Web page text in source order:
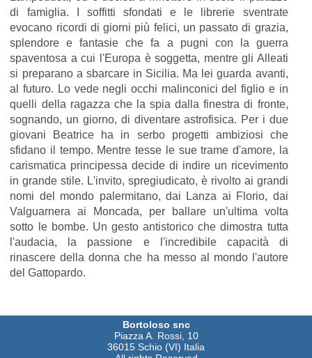
di famiglia. I soffitti sfondati e le librerie sventrate
evocano ricordi di giorni più felici, un passato di grazia,
splendore e fantasie che fa a pugni con la guerra
spaventosa a cui l'Europa è soggetta, mentre gli Alleati
si preparano a sbarcare in Sicilia. Ma lei guarda avanti,
al futuro. Lo vede negli occhi malinconici del figlio e in
quelli della ragazza che la spia dalla finestra di fronte,
sognando, un giorno, di diventare astrofisica. Per i due
giovani Beatrice ha in serbo progetti ambiziosi che
sfidano il tempo. Mentre tesse le sue trame d'amore, la
carismatica principessa decide di indire un ricevimento
in grande stile. L'invito, spregiudicato, è rivolto ai grandi
nomi del mondo palermitano, dai Lanza ai Florio, dai
Valguarnera ai Moncada, per ballare un'ultima volta
sotto le bombe. Un gesto antistorico che dimostra tutta
l'audacia, la passione e l'incredibile capacità di
rinascere della donna che ha messo al mondo l'autore
del Gattopardo.
Bortoloso snc
Piazza A. Rossi, 10
36015 Schio (VI) Italia